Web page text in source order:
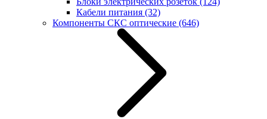
Кабели питания (32)
Компоненты СКС оптические (646)